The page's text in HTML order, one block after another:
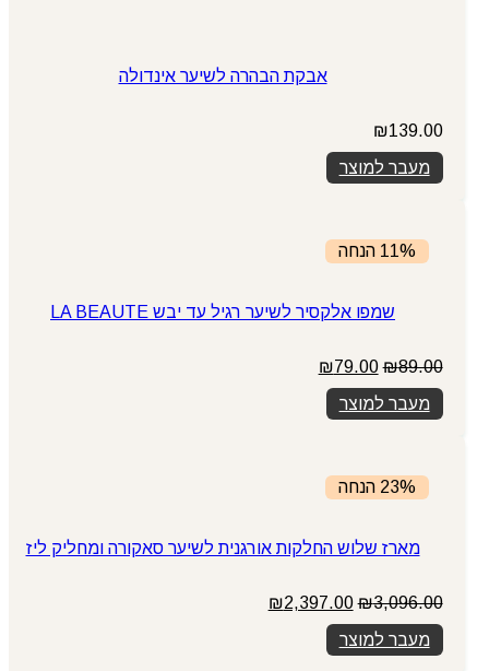
אבקת הבהרה לשיער אינדולה
₪139.00
מעבר למוצר
11% הנחה
שמפו אלקסיר לשיער רגיל עד יבש LA BEAUTE
₪89.00
המחיר
המקורי
היה:
₪89.00.
₪79.00
מעבר למוצר
23% הנחה
מארז שלוש החלקות אורגנית לשיער סאקורה ומחליק ליז
₪3,096.00
המחיר
המקורי
היה:
₪3,096.00.
₪2,397.00
מעבר למוצר